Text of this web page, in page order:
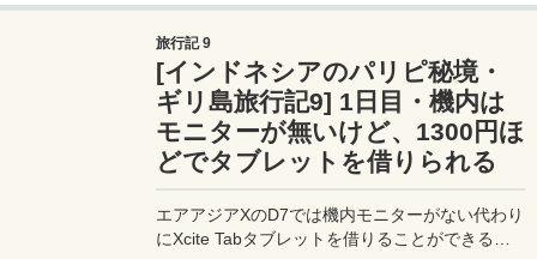
旅行記 9
[インドネシアのパリピ秘境・
ギリ島旅行記9] 1日目・機内は
モニターが無いけど、1300円ほ
どでタブレットを借りられる
エアアジアXのD7では機内モニターがない代わり
にXcite Tabタブレットを借りることができる。